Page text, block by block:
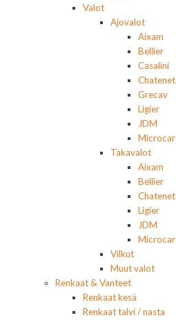
Valot
Ajovalot
Aixam
Bellier
Casalini
Chatenet
Grecav
Ligier
JDM
Microcar
Takavalot
Aixam
Bellier
Chatenet
Ligier
JDM
Microcar
Vilkut
Muut valot
Renkaat & Vanteet
Renkaat kesä
Renkaat talvi / nasta